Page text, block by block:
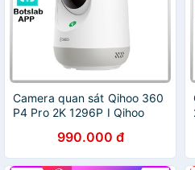
Camera quan sát Qihoo 360
P4 Pro 2K 1296P I Qihoo
Bảo hành chính hãng
990.000 đ